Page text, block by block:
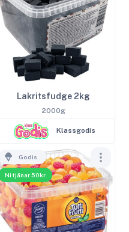
Lakritsfudge 2kg
2000g
Klassgodis
Ni tjänar 50kr
Godis